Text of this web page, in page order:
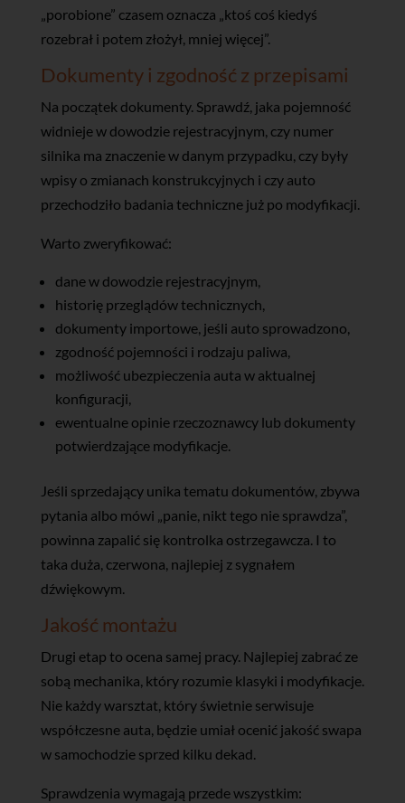
„porobione” czasem oznacza „ktoś coś kiedyś
rozebrał i potem złożył, mniej więcej”.
Dokumenty i zgodność z przepisami
Na początek dokumenty. Sprawdź, jaka pojemność
widnieje w dowodzie rejestracyjnym, czy numer
silnika ma znaczenie w danym przypadku, czy były
wpisy o zmianach konstrukcyjnych i czy auto
przechodziło badania techniczne już po modyfikacji.
Warto zweryfikować:
dane w dowodzie rejestracyjnym,
historię przeglądów technicznych,
dokumenty importowe, jeśli auto sprowadzono,
zgodność pojemności i rodzaju paliwa,
możliwość ubezpieczenia auta w aktualnej
konfiguracji,
ewentualne opinie rzeczoznawcy lub dokumenty
potwierdzające modyfikacje.
Jeśli sprzedający unika tematu dokumentów, zbywa
pytania albo mówi „panie, nikt tego nie sprawdza”,
powinna zapalić się kontrolka ostrzegawcza. I to
taka duża, czerwona, najlepiej z sygnałem
dźwiękowym.
Jakość montażu
Drugi etap to ocena samej pracy. Najlepiej zabrać ze
sobą mechanika, który rozumie klasyki i modyfikacje.
Nie każdy warsztat, który świetnie serwisuje
współczesne auta, będzie umiał ocenić jakość swapa
w samochodzie sprzed kilku dekad.
Sprawdzenia wymagają przede wszystkim: